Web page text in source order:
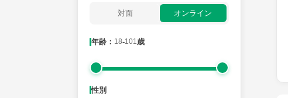
対面 オンライン
年齢： 18-101歳
性別